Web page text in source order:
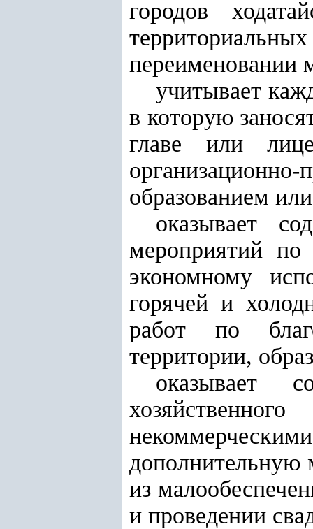
городов
переименовании
учитывает
в которую
главе или
образованием
оказывает
мероприятий по
экономному
горячей и
работ по
территории,
оказывает
из
и проведении